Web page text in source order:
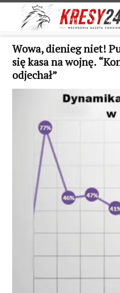
Wowa, dienieg niet!
się kasa na wojnę.
odjechał”